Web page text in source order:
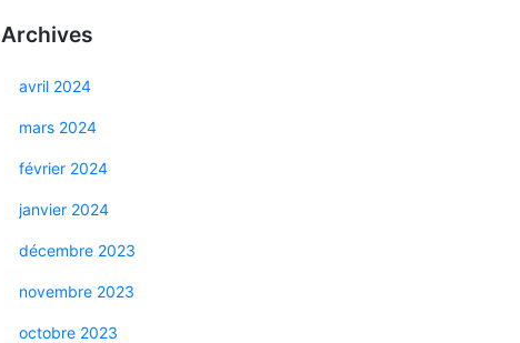
Archives
avril 2024
mars 2024
février 2024
janvier 2024
décembre 2023
novembre 2023
octobre 2023